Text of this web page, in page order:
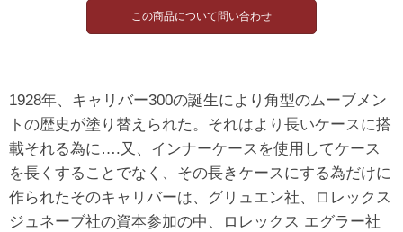
1928年、キャリバー300の誕生により角型のムーブメン
トの歴史が塗り替えられた。それはより長いケースに搭
載それる為に….又、インナーケースを使用してケース
を長くすることでなく、その長きケースにする為だけに
作られたそのキャリバーは、グリュエン社、ロレックス
ジュネーブ社の資本参加の中、ロレックス エグラー社